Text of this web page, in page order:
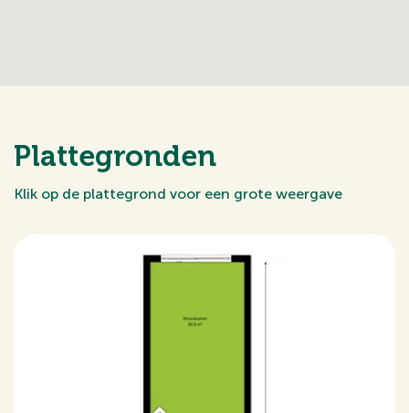
Plattegronden
Klik op de plattegrond voor een grote weergave